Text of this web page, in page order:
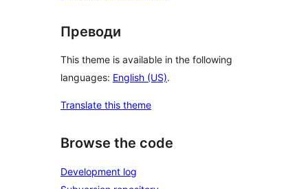
Преводи
This theme is available in the following
languages: English (US).
Translate this theme
Browse the code
Development log